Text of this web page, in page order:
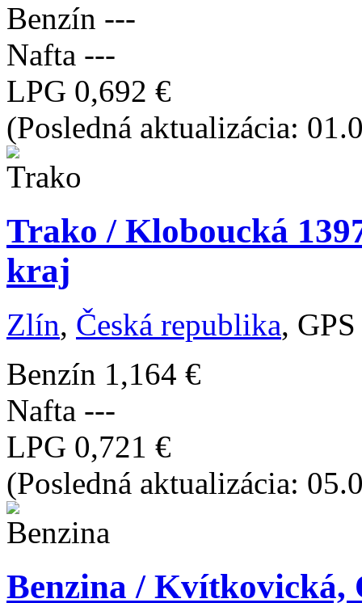
Benzín ---
Nafta ---
LPG 0,692 €
(Posledná aktualizácia:
Trako / Kloboucká
kraj
Zlín, Česká republika,
Benzín 1,164 €
Nafta ---
LPG 0,721 €
(Posledná aktualizácia:
Benzina /